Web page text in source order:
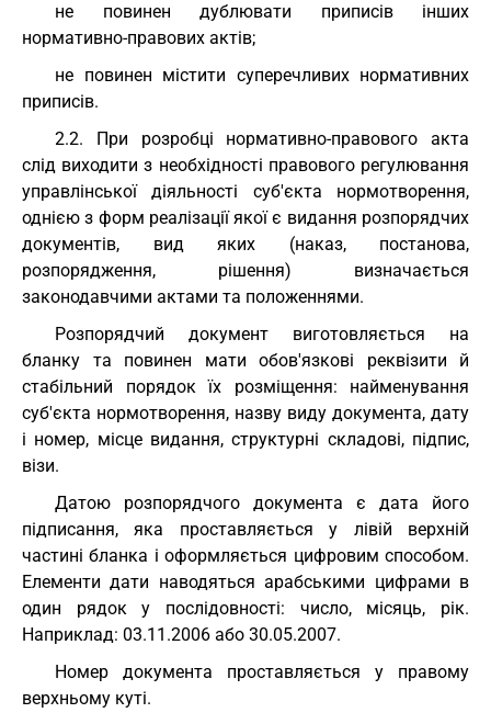
не повинен дублювати приписів інших
нормативно-правових актів;
не повинен містити суперечливих нормативних
приписів.
2.2. При розробці нормативно-правового акта
слід виходити з необхідності правового регулювання
управлінської діяльності суб'єкта нормотворення,
однією з форм реалізації якої є видання розпорядчих
документів, вид яких (наказ, постанова,
розпорядження, рішення) визначається
законодавчими актами та положеннями.
Розпорядчий документ виготовляється на
бланку та повинен мати обов'язкові реквізити й
стабільний порядок їх розміщення: найменування
суб'єкта нормотворення, назву виду документа, дату
і номер, місце видання, структурні складові, підпис,
візи.
Датою розпорядчого документа є дата його
підписання, яка проставляється у лівій верхній
частині бланка і оформляється цифровим способом.
Елементи дати наводяться арабськими цифрами в
один рядок у послідовності: число, місяць, рік.
Наприклад: 03.11.2006 або 30.05.2007.
Номер документа проставляється у правому
верхньому куті.